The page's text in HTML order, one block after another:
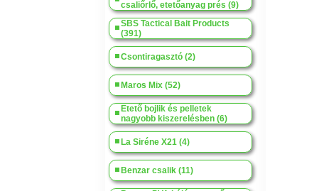
csaliőrlő, etetőanyag prés (9)
SBS Tactical Bait Products
(391)
Csontiragasztó (2)
Maros Mix (52)
Etető bojlik és pelletek
nagyobb kiszerelésben (6)
La Siréne X21 (4)
Benzar csalik (11)